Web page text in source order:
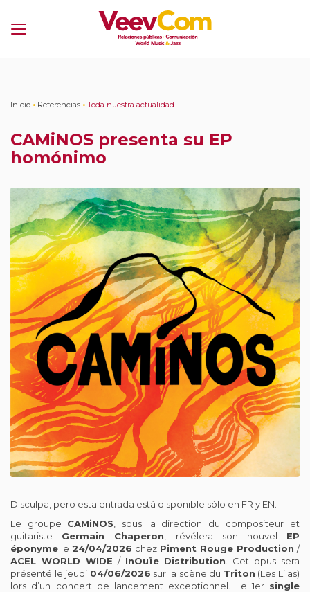
Menú
Inicio • Referencias • Toda nuestra actualidad
CAMiNOS presenta su EP
homónimo
Disculpa, pero esta entrada está disponible sólo en FR y EN
Le groupe CAMiNOS , sous la direction du compositeur et
guitariste Germain Chaperon , révélera son nouvel EP
éponyme le 24/04/2026 chez Piment Rouge Production /
ACEL WORLD WIDE / InOuïe Distribution . Cet opus sera
présenté le jeudi 04/06/2026 sur la scène du Triton (Les Lilas)
lors d’un concert de lancement exceptionnel. Le 1er single